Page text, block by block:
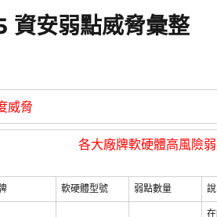
資安弱點威脅彙整
威脅
各大廠牌軟硬體高風險
軟硬體型號 弱點數量